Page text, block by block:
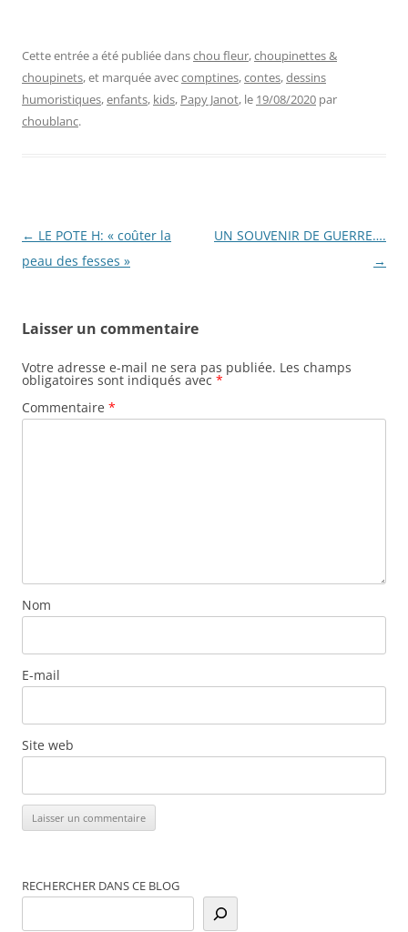
Cette entrée a été publiée danschou fleur,choupinettes &
choupinets, et marquée aveccomptines,contes,dessins
humoristiques,enfants, kids, Papy Janot, le 19/08/2020 par
choublanc.
Navigation
des
← LE POTE H: « coûter la
peau des fesses »
UN SOUVENIR DE GUERRE….
→
Laisser un commentaire
Votre adresse e-mail ne sera pas publiée. Les champs
obligatoires sont indiqués avec *
Commentaire *
Nom
E-mail
Site web
RECHERCHER DANS CE BLOG